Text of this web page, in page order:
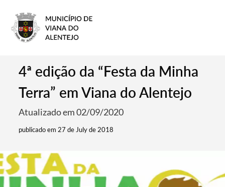
4ª edição da “Festa da Minha
Terra” em Viana do Alentejo
Atualizado em 02/09/2020
publicado em 27 de July de 2018